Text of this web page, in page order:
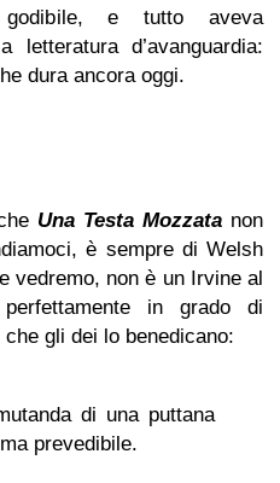
e tutto aveva
letteratura d’avanguardia:
dura ancora oggi.
Una Testa Mozzata non
è sempre di Welsh
vedremo, non è un Irvine al
in grado di
gli dei lo benedicano:
di una puttana
prevedibile.